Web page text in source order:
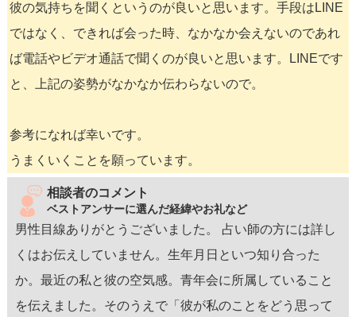
彼の気持ちを聞くというのが良いと思います。手段はLINE
ではなく、できれば会った時、なかなか会えないのであれ
ば電話やビデオ通話で聞くのが良いと思います。LINEです
と、上記の姿勢がなかなか伝わらないので。
参考になれば幸いです。
うまくいくことを願っています。
相談者のコメント
ベストアンサーに選んだ経緯やお礼など
男性目線ありがとうございました。 占い師の方には詳し
くはお伝えしていません。生年月日といつ知り合った
か。最近の私と彼の空気感。青年会に所属していること
を伝えました。そのうえで「彼が私のことをどう思って